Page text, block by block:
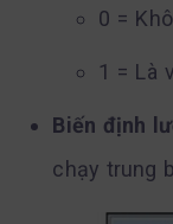
0 =
1 = Là
Biến định
chạy trung